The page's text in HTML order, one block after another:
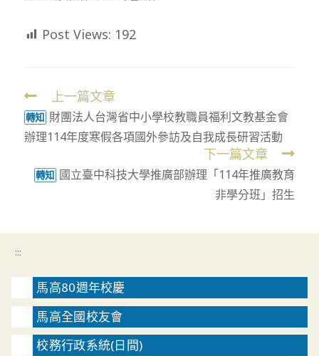
Post Views: 192
Read
more
articles
上一篇文章
轉知 財團法人台灣省中小學校教職員福利文教基金會
辦理114年度寒假各項國外參訪及自我成長研習活動
下一篇文章
轉知 國立臺中科技大學推廣部辦理「114年推廣教育
非學分班」招生
:::
馬高80週年校慶
馬高全國校友會
校務行政系統(日間)